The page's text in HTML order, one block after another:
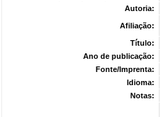
Autoria:
Afiliação:
Título:
Ano de publicação:
Fonte/Imprenta:
Idioma:
Notas: